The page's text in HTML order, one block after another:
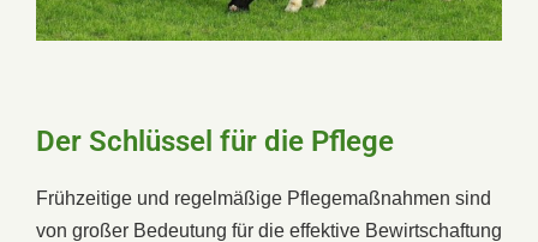
Der Schlüssel für die Pflege
Frühzeitige und regelmäßige Pflegemaßnahmen sind
von großer Bedeutung für die effektive Bewirtschaftung